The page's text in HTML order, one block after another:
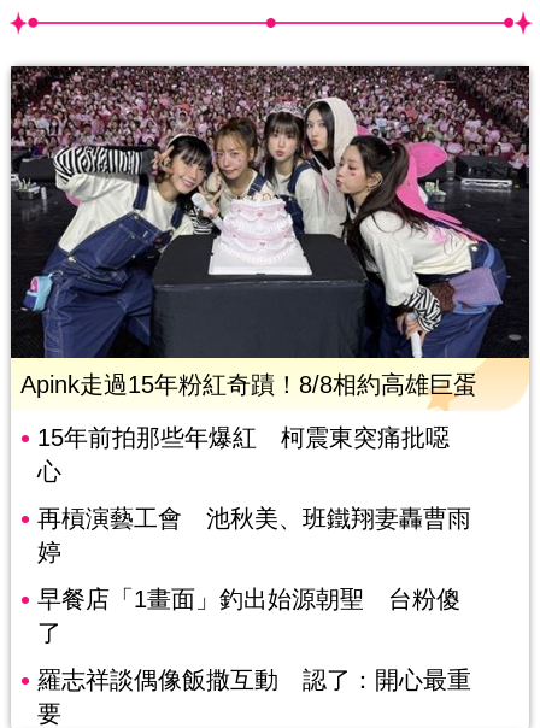
Apink走過15年粉紅奇蹟！8/8相約高雄巨蛋
15年前拍那些年爆紅 柯震東突痛批噁
心
再槓演藝工會 池秋美、班鐵翔妻轟曹雨
婷
早餐店「1畫面」釣出始源朝聖 台粉傻
了
羅志祥談偶像飯撒互動 認了：開心最重
要